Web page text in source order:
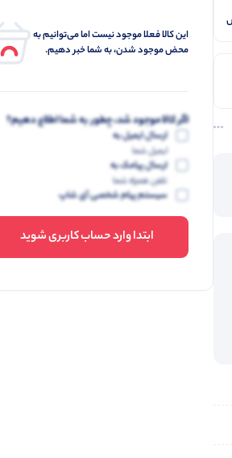
این کالا فعلا موجود نیست اما می‌توانیم به
محض موجود شدن، به شما خبر دهیم.
اگر کالا موجود شد، چطور به شما اطلاع دهیم؟
ارسال ایمیل به
ایمیل شما
ارسال پیامک به
تلفن همراه شما
سیستم پیام شخصی آی شاپ
ابتدا وارد حساب کاربری شوید